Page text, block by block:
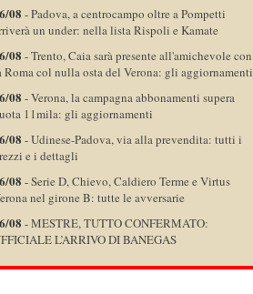
08 -Padova, a centrocampo oltre a Pompetti
un under: nella lista Rispoli e Kamate
08 -Trento, Caia sarà presente all'amichevole con
Roma col nulla osta del Verona: gli aggiornamenti
08 -Verona, la campagna abbonamenti supera
11mila: gli aggiornamenti
08 -Udinese-Padova, via alla prevendita: tutti i
e i dettagli
08 -Serie D, Chievo, Caldiero Terme e Virtus
nel girone B: tutte le avversarie
08 -MESTRE, TUTTO CONFERMATO:
L’ARRIVO DI BANEGAS